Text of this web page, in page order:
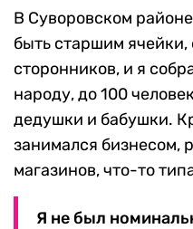
В Суворовском
быть старшим ячейки,
сторонников, и я
народу, до 100
дедушки и бабушки.
занимался бизнесом,
магазинов, что-то
Я не был